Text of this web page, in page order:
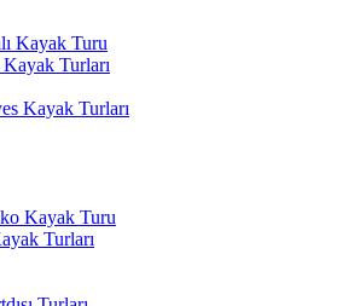
Kayak Turu
Turları
Kayak Turları
Kayak Turu
Turları